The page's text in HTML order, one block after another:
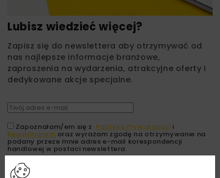
Lubisz wiedzieć więcej?
Zapisz się do newslettera aby otrzymywać od
nas najlepsze informacje branżowe,
zaproszenia na wydarzenia, atrakcyjne oferty i
dedykowane akcje specjalne.
Zapoznałam/em się z Polityką Prywatności i
Regulaminem oraz wyrażam zgodę na otrzymywanie na
podany przeze mnie adres e-mail korespondencji
handlowej w postaci newslettera.